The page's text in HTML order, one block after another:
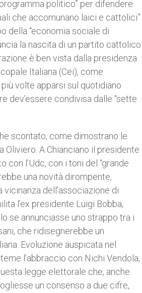
politico” per difendere
che accomunano laici e cattolici”
della “economia sociale di
la nascita di un partito cattolico
è ben vista dalla presidenza
Italiana (Cei), come
volte apparsi sul quotidiano
dev’essere condivisa dalle “sette
scontato, come dimostrano le
Oliviero. A Chianciano il presidente
con l’Udc, con i toni del “grande
una novità dirompente,
dell’associazione di
l’ex presidente Luigi Bobba,
se annunciasse uno strappo tra i
che ridisegnerebbe un
Evoluzione auspicata nel
l’abbraccio con Nichi Vendola,
legge elettorale che, anche
un consenso a due cifre,